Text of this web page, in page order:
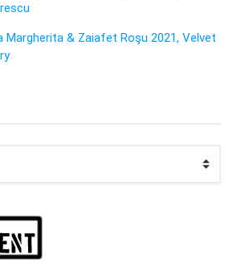
Margherita & Zaiafet Roşu 2021, Velvet